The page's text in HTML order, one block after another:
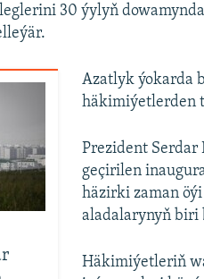
30 ýylyň
Azatlyk ýokarda
häkimiýetlerden
Prezident Serdar
geçirilen
häzirki zaman
aladalarynyň biri
Häkimiýetleriň